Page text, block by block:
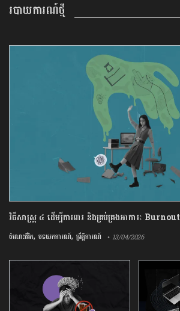
របាយការណ៍ថ្មី
វិធីសាស្រ្ត ៤ ​ដើម្បី​ការពារ និងគ្រប់គ្រង​អាការៈ Burnout
ចំណេះជីវិត, បទយកការណ៍, ព្រឹត្តិការណ៍ • 13/04/2026